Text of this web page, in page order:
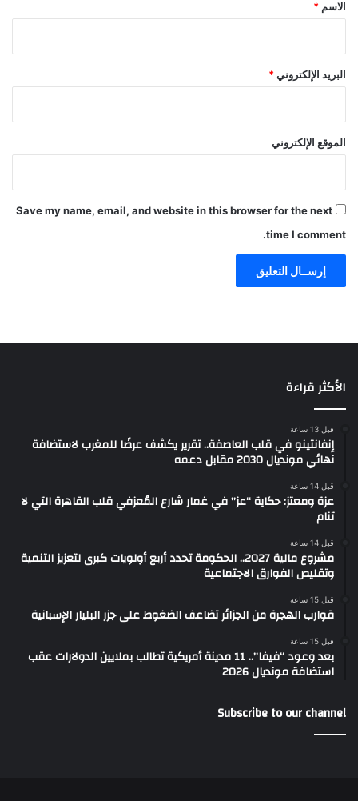
الاسم *
البريد الإلكتروني*
الموقع الإلكتروني
Save my name, email, and website in this browser for the next
time I comment.
الأكثر قراءة
قبل 13 ساعة
إنفانتينو في قلب العاصفة.. تقرير يكشف عرضًا للمغرب لاستضافة
نهائي مونديال 2030 مقابل دعمه
قبل 14 ساعة
عزة ومعتز: حكاية “عز” في غمار شارع المُعزفي قلب القاهرة التي لا
تنام
قبل 14 ساعة
مشروع مالية 2027.. الحكومة تحدد أربع أولويات كبرى لتعزيز التنمية
وتقليص الفوارق الاجتماعية
قبل 15 ساعة
قوارب الهجرة من الجزائر تضاعف الضغوط على جزر البليار الإسبانية
قبل 15 ساعة
بعد وعود “فيفا”.. 11 مدينة أمريكية تطالب بملايين الدولارات عقب
استضافة مونديال 2026
Subscribe to our channel